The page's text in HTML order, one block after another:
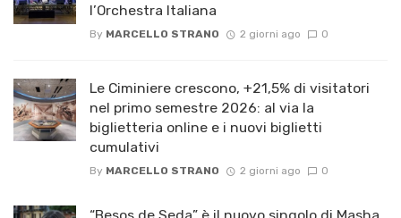
l’Orchestra Italiana ​
By MARCELLO STRANO 2 giorni ago 0
Le Ciminiere crescono, +21,5% di visitatori
nel primo semestre 2026: al via la
biglietteria online e i nuovi biglietti
cumulativi
By MARCELLO STRANO 2 giorni ago 0